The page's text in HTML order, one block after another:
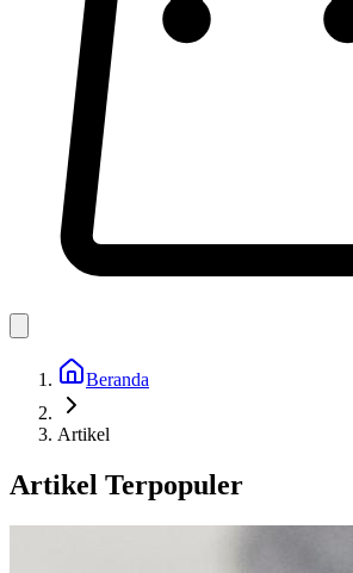
Beranda
Artikel
Artikel Terpopuler